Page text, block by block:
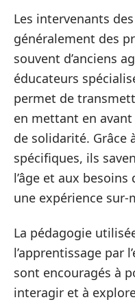
Les intervenants
généralement des
souvent d’anciens
éducateurs
permet de
en mettant en
de solidarité. Grâce
spécifiques, ils
l’âge et aux
une expérience sur-
La pédagogie
l’apprentissage par
sont encouragés à
interagir et à